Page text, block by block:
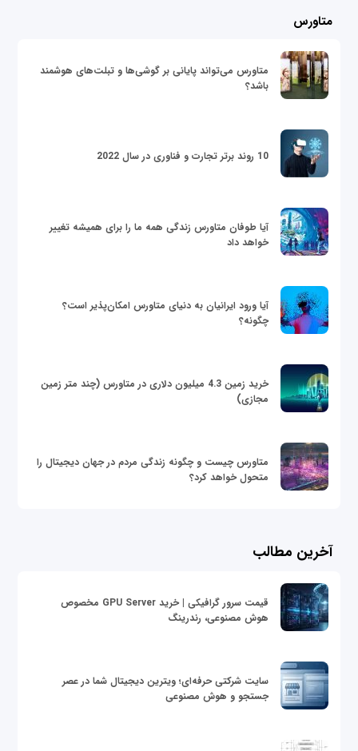
متاورس
متاورس می‌تواند پایانی بر گوشی‌ها و تبلت‌های هوشمند
باشد؟
10 روند برتر تجارت و فناوری در سال 2022
آیا طوفان متاورس زندگی همه ما را برای همیشه تغییر
خواهد داد
آیا ورود ایرانیان به دنیای متاورس امکان‌پذیر است؟
چگونه؟
خرید زمین 4.3 میلیون دلاری در متاورس (چند متر زمین
مجازی)
متاورس چیست و چگونه زندگی مردم در جهان دیجیتال را
متحول خواهد کرد؟
آخرین مطالب
قیمت سرور گرافیکی | خرید GPU Server مخصوص
هوش مصنوعی، رندرینگ
سایت شرکتی حرفه‌ای؛ ویترین دیجیتال شما در عصر
جستجو و هوش مصنوعی